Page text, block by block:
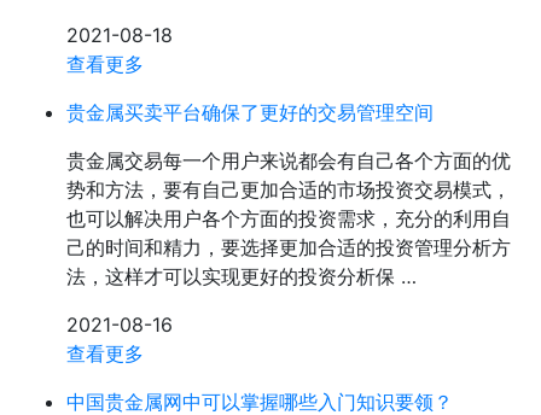
2021-08-18
查看更多
贵金属买卖平台确保了更好的交易管理空间
贵金属交易每一个用户来说都会有自己各个方面的优
势和方法，要有自己更加合适的市场投资交易模式，
也可以解决用户各个方面的投资需求，充分的利用自
己的时间和精力，要选择更加合适的投资管理分析方
法，这样才可以实现更好的投资分析保 …
2021-08-16
查看更多
中国贵金属网中可以掌握哪些入门知识要领？